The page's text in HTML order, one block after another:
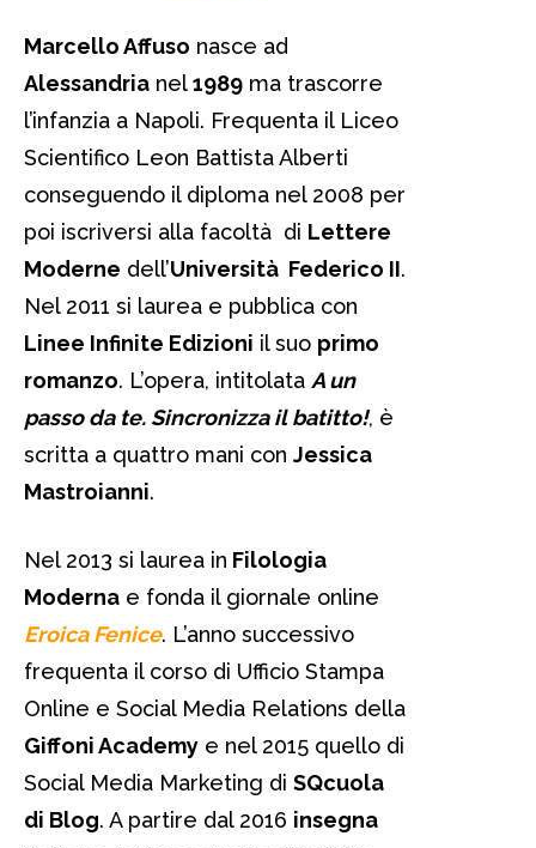
Marcello Affuso nasce ad
Alessandria nel1989 ma trascorre
l’infanzia a Napoli. Frequenta il Liceo
Scientifico Leon Battista Alberti
conseguendo il diploma nel 2008 per
poi iscriversi alla facoltà di Lettere
Moderne dell’Università Federico II.
Nel 2011 si laurea e pubblica con
Linee Infinite Edizioni il suo primo
romanzo. L’opera, intitolata A un
passo da te. Sincronizza il batitto!, è
scritta a quattro mani con Jessica
Mastroianni.
Nel 2013 si laurea in Filologia
Moderna e fonda il giornale online
Eroica Fenice. L’anno successivo
frequenta il corso di Ufficio Stampa
Online e Social Media Relations della
Giffoni Academy e nel 2015 quello di
Social Media Marketing di SQcuola
di Blog. A partire dal 2016 insegna